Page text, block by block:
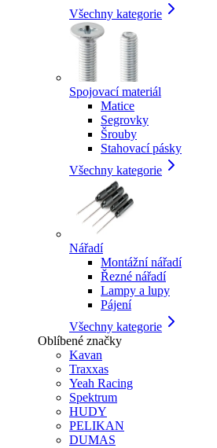
Všechny kategorie
Spojovací materiál
Matice
Segrovky
Šrouby
Stahovací pásky
Všechny kategorie
Nářadí
Montážní nářadí
Řezné nářadí
Lampy a lupy
Pájení
Všechny kategorie
Oblíbené značky
Kavan
Traxxas
Yeah Racing
Spektrum
HUDY
PELIKAN
DUMAS